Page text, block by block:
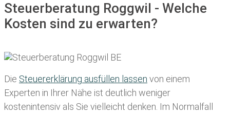
Steuerberatung Roggwil - Welche
Kosten sind zu erwarten?
Die Steuererklärung ausfüllen lassen von einem
Experten in Ihrer Nähe ist deutlich weniger
kostenintensiv als Sie vielleicht denken. Im Normalfall